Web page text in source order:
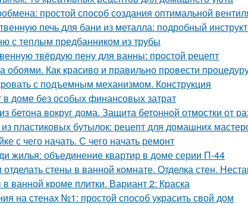
простой способ создания оптимальной
печь для бани из металла: подробный
с теплым предбанником из трубы
твёрдую пену для ванны: простой рецепт
обоями. Как красиво и правильно провести
с подъемным механизмом. Конструкция
в доме без особых финансовых затрат
бетона вокруг дома. Защита бетонной отмостки от
пластиковых бутылок: рецепт для домашних
с чего начать. С чего начать ремонт
жилья: объединение квартир в доме серии П-44
стены в ванной комнате. Отделка стен.
ванной кроме плитки. Вариант 2: Краска
на стенах №1: простой способ украсить свой дом